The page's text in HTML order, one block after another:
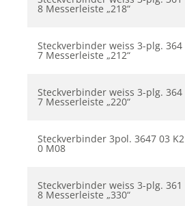
8 Messerleiste „218“
Steckverbinder weiss 3-plg. 364
7 Messerleiste „212“
Steckverbinder weiss 3-plg. 364
7 Messerleiste „220“
Steckverbinder 3pol. 3647 03 K2
0 M08
Steckverbinder weiss 3-plg. 361
8 Messerleiste „330“